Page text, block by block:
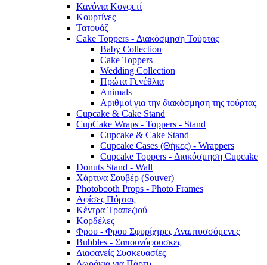
Κανόνια Κονφετί
Κουρτίνες
Τατουάζ
Cake Toppers - Διακόσμηση Τούρτας
Baby Collection
Cake Toppers
Wedding Collection
Πρώτα Γενέθλια
Animals
Αριθμοί για την διακόσμηση της τούρτας
Cupcake & Cake Stand
CupCake Wraps - Toppers - Stand
Cupcake & Cake Stand
Cupcake Cases (Θήκες) - Wrappers
Cupcake Toppers - Διακόσμηση Cupcake
Donuts Stand - Wall
Χάρτινα Σουβέρ (Souver)
Photobooth Props - Photo Frames
Αφίσες Πόρτας
Κέντρα Τραπεζιού
Κορδέλες
Φρου - Φρου Σφυρίχτρες Αναπτυσσόμενες
Bubbles - Σαπουνόφουσκες
Διαφανείς Συσκευασίες